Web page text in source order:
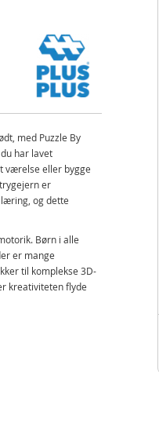
med Puzzle By
har lavet
værelse eller bygge
er
og dette
Børn i alle
er mange
til komplekse 3D-
kreativiteten flyde